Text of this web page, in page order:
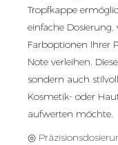
Tropfkappe
einfache
Farboptionen Ihrer
Note verleihen.
sondern auch
Kosmetik- oder
aufwerten möchte.
◎